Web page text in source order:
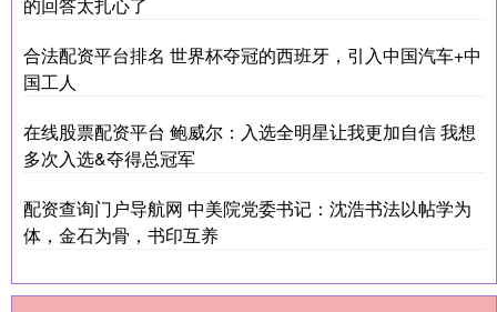
合法配资平台排名 世界杯夺冠的西班牙，引入中国汽车+中
国工人
在线股票配资平台 鲍威尔：入选全明星让我更加自信 我想
多次入选&夺得总冠军
配资查询门户导航网 中美院党委书记：沈浩书法以帖学为
体，金石为骨，书印互养